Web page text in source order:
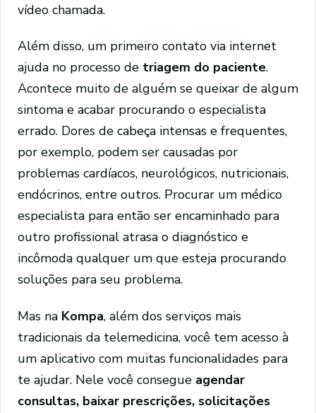
vídeo chamada.
Além disso, um primeiro contato via internet
ajuda no processo de triagem do paciente.
Acontece muito de alguém se queixar de algum
sintoma e acabar procurando o especialista
errado. Dores de cabeça intensas e frequentes,
por exemplo, podem ser causadas por
problemas cardíacos, neurológicos, nutricionais,
endócrinos, entre outros. Procurar um médico
especialista para então ser encaminhado para
outro profissional atrasa o diagnóstico e
incômoda qualquer um que esteja procurando
soluções para seu problema.
Mas na Kompa, além dos serviços mais
tradicionais da telemedicina, você tem acesso à
um aplicativo com muitas funcionalidades para
te ajudar. Nele você consegue agendar
consultas, baixar prescrições, solicitações